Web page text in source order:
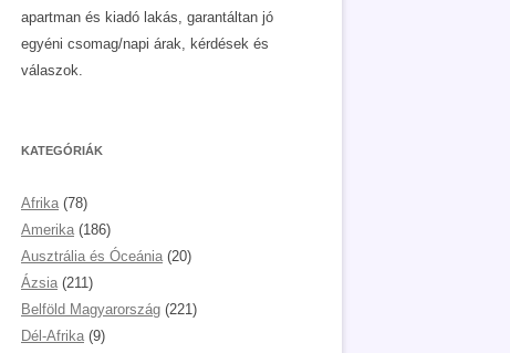
apartman és kiadó lakás, garantáltan jó
egyéni csomag/napi árak, kérdések és
válaszok.
KATEGÓRIÁK
Afrika (78)
Amerika (186)
Ausztrália és Óceánia (20)
Ázsia (211)
Belföld Magyarország (221)
Dél-Afrika (9)